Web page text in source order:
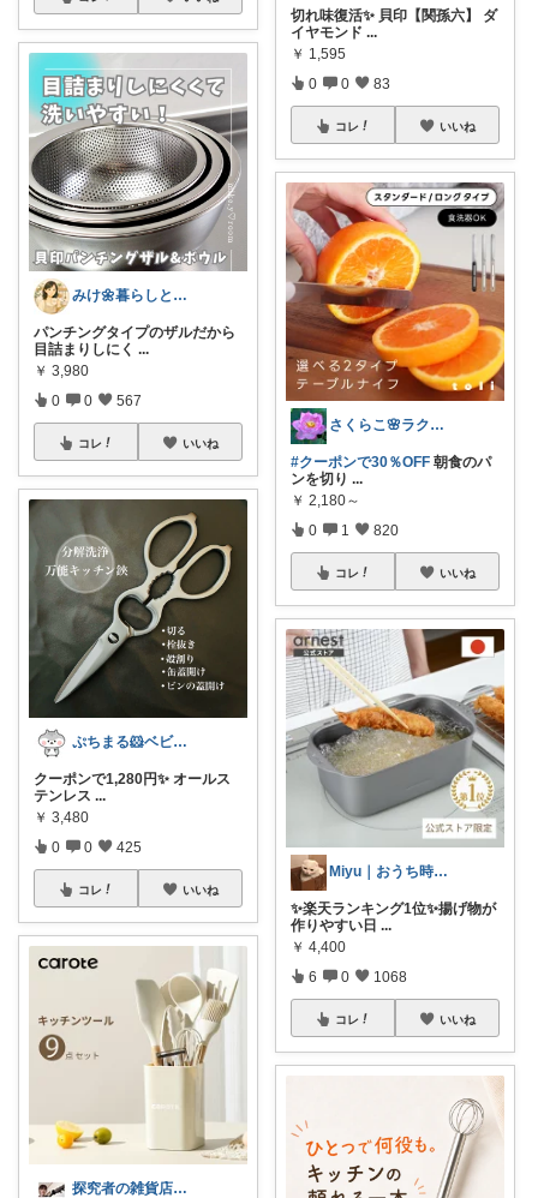
みけ🌼暮らしとキッチン
パンチングタイプのザルだから
目詰まりしにく ...
￥ 3,980
0 0 567
コレ いいね
ぷちまる🐹ベビー子供服♡
クーポンで1,280円✨ オールス
テンレス ...
￥ 3,480
0 0 425
コレ いいね
探究者の雑貨店⭐︎ ☀️🌻🍉✨
切れ味復活✨ 貝印【関孫六】 ダ
イヤモンド ...
￥ 1,595
0 0 83
コレ いいね
さくらこ🌸ラクする暮らしnote
#クーポンで30％OFF 朝食のパ
ンを切り ...
￥ 2,180～
0 1 820
コレ いいね
Miyu｜おうち時間の小さな幸せ🌸
✨楽天ランキング1位✨揚げ物が
作りやすい日 ...
￥ 4,400
6 0 1068
コレ いいね